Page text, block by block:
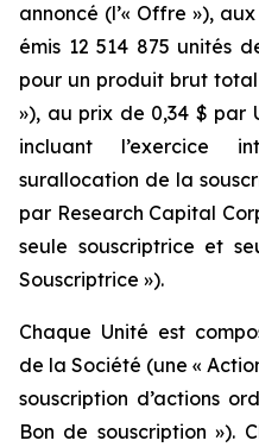
annoncé (l’« Offre »),
émis 12 514 875 unités
pour un produit brut total
»), au prix de 0,34 $ par
incluant l’exercice
surallocation de la
par Research Capital
seule souscriptrice et
Souscriptrice »).
Chaque Unité est
de la Société (une «
souscription d’actions
Bon de souscription »).